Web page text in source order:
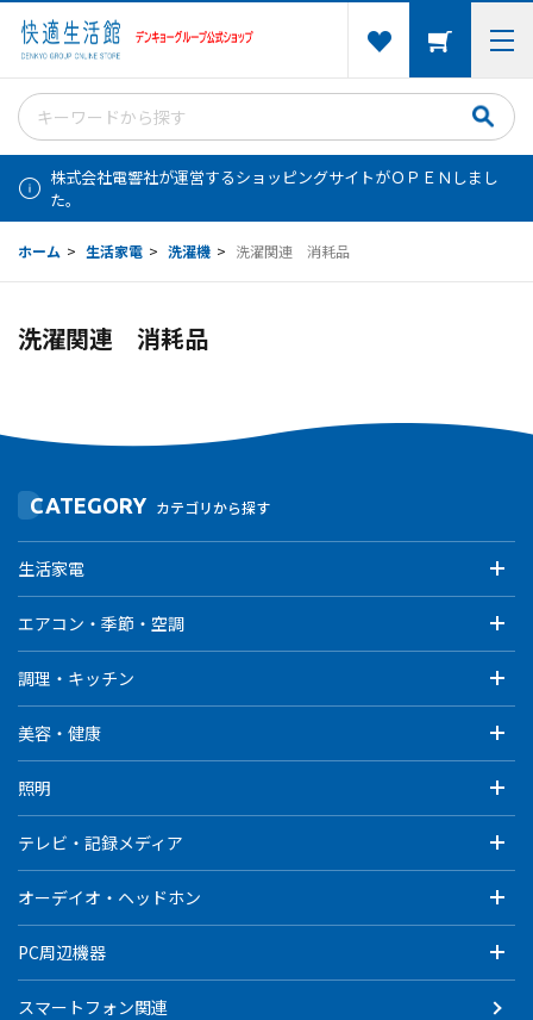
株式会社電響社が運営するショッピングサイトがＯＰＥＮしまし
た。
ホーム > 生活家電 > 洗濯機 > 洗濯関連 消耗品
洗濯関連 消耗品
CATEGORY カテゴリから探す
生活家電
エアコン・季節・空調
調理・キッチン
美容・健康
照明
テレビ・記録メディア
オーデイオ・ヘッドホン
PC周辺機器
スマートフォン関連